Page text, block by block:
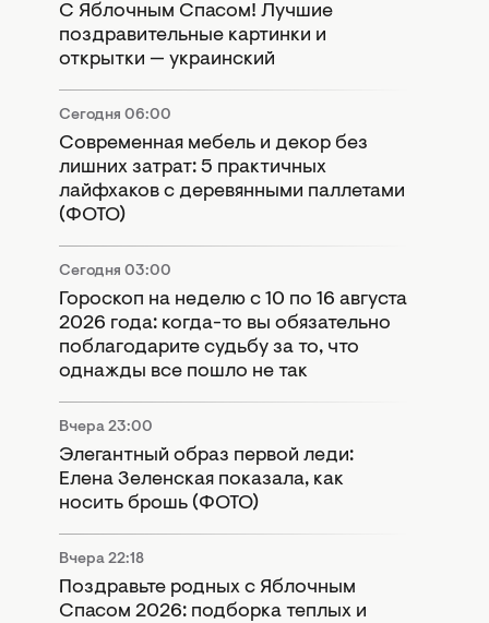
С Яблочным Спасом! Лучшие
поздравительные картинки и
открытки — украинский
Сегодня 06:00
Современная мебель и декор без
лишних затрат: 5 практичных
лайфхаков с деревянными паллетами
(ФОТО)
Сегодня 03:00
Гороскоп на неделю с 10 по 16 августа
2026 года: когда-то вы обязательно
поблагодарите судьбу за то, что
однажды все пошло не так
Вчера 23:00
Элегантный образ первой леди:
Елена Зеленская показала, как
носить брошь (ФОТО)
Вчера 22:18
Поздравьте родных с Яблочным
Спасом 2026: подборка теплых и